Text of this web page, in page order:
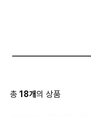
총 18개의 상품